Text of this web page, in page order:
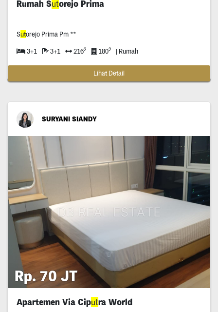
Rumah Sutorejo Prima
Sutorejo Prima Pm **
3+1 3+1 2162 1802 | Rumah
Lihat Detail
SURYANI SIANDY
Rp. 70 JT
Apartemen Via Ciputra World